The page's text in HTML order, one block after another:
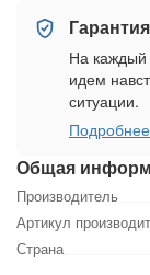
Общая
Производитель
Артикул
Страна
Гарантия
На каждый
идем
ситуации.